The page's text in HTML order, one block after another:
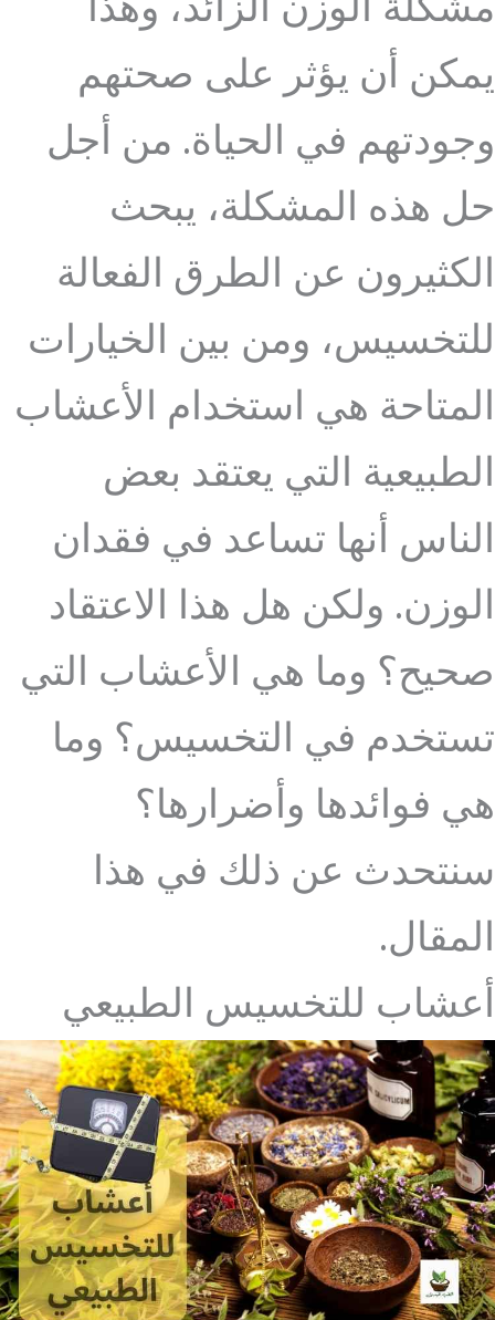
مشكلة الوزن الزائد، وهذا
يمكن أن يؤثر على صحتهم
وجودتهم في الحياة. من أجل
حل هذه المشكلة، يبحث
الكثيرون عن الطرق الفعالة
للتخسيس، ومن بين الخيارات
المتاحة هي استخدام الأعشاب
الطبيعية التي يعتقد بعض
الناس أنها تساعد في فقدان
الوزن. ولكن هل هذا الاعتقاد
صحيح؟ وما هي الأعشاب التي
تستخدم في التخسيس؟ وما
هي فوائدها وأضرارها؟
سنتحدث عن ذلك في هذا
المقال.
أعشاب للتخسيس الطبيعي